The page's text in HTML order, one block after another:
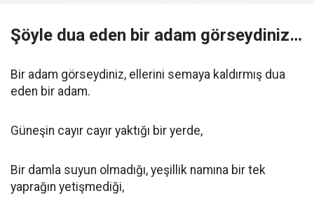
Şöyle dua eden bir adam görseydiniz…
Bir adam görseydiniz, ellerini semaya kaldırmış dua
eden bir adam.
Güneşin cayır cayır yaktığı bir yerde,
Bir damla suyun olmadığı, yeşillik namına bir tek
yaprağın yetişmediği,